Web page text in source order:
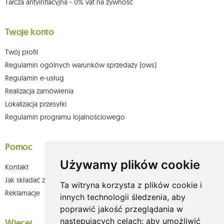
Używamy plików cookie
Ta witryna korzysta z plików cookie i
innych technologii śledzenia, aby
poprawić jakość przeglądania w
następujących celach: aby umożliwić
Tarcza antyinflacyjna - 0% vat na żywność
Twoje konto
Twój profil
Regulamin ogólnych warunków sprzedaży (ows)
Regulamin e-usług
Realizacja zamówienia
Lokalizacja przesyłki
Regulamin programu lojalnościowego
Pomoc
Kontakt
Jak składać zamówienia w sklepie olium.pl?
Reklamacje